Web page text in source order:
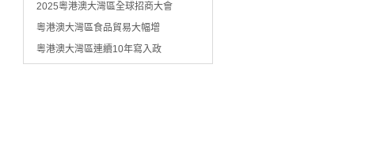
2025粵港澳大灣區全球招商大會
粵港澳大灣區食品貿易大幅增
粵港澳大灣區連續10年寫入政